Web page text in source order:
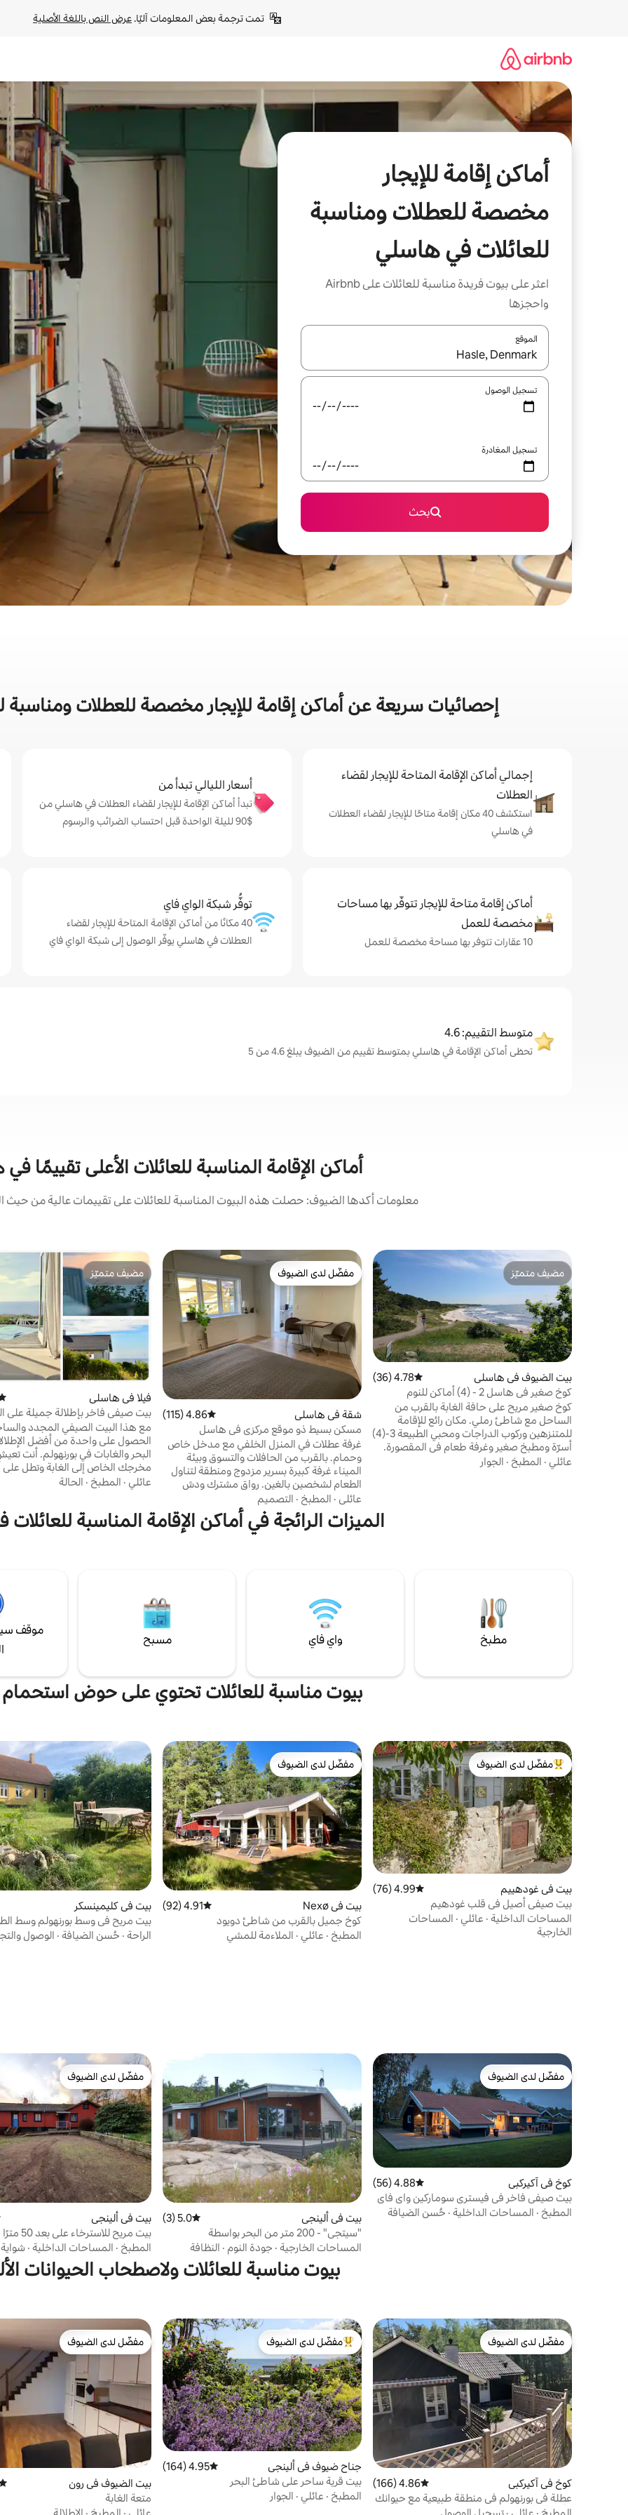
تمت ترجمة بعض المعلومات آليًا. عرض النص باللغة الأصلية
أماكن إقامة للإيجار
مخصصة للعطلات ومناسبة
للعائلات في هاسلي
اعثر على بيوت فريدة مناسبة للعائلات على Airbnb
واحجزها
الموقع
عند توفر النتائج، انتقل باستخدام السهمين لأعلى ولأسفل أو استكشف عن طريق اللمس أو السحب.
تسجيل الوصول
تسجيل المغادرة
بحث
إحصائيات سريعة عن أماكن إقامة للإيجار مخصصة للعطلات ومناسبة
إجمالي أماكن الإقامة المتاحة للإيجار لقضاء
العطلات
استكشف 40 مكان إقامة متاحًا للإيجار لقضاء العطلات
في هاسلي
أسعار الليالي تبدأ من
تبدأ أماكن الإقامة للإيجار لقضاء العطلات في هاسلي من
$‏90 لليلة الواحدة قبل احتساب الضرائب والرسوم
أماكن إقامة متاحة للإيجار تتوفّر بها مساحات
مخصصة للعمل
10 عقارات تتوفر بها مساحة مخصصة للعمل
توفُّر شبكة الواي فاي
40 مكانًا من أماكن الإقامة المتاحة للإيجار لقضاء
العطلات في هاسلي يوفّر الوصول إلى شبكة الواي فاي
متوسط التقييم: 4.6
تحظى أماكن الإقامة في هاسلي بمتوسط تقييم من الضيوف يبلغ 4.6 من 5
أماكن الإقامة المناسبة للعائلات الأعلى تقييمًا
معلومات أكدها الضيوف: حصلت هذه البيوت المناسبة للعائلات على تقييمات عالية من حيث
مضيف متميّز
مضيف متميّز
بيت الضيوف في هاسلي متوسط التقييم 4.78 من 5، 36 مراجعات
4.78 (36)
كوخ صغير في هاسل 2 - (4) أماكن للنوم
كوخ صغير مريح على حافة الغابة بالقرب من
الساحل مع شاطئ رملي. مكان رائع للإقامة
للمتنزهين وركوب الدراجات ومحبي الطبيعة 3-(4)
أسرّة ومطبخ صغير وغرفة طعام في المقصورة.
مناطق مشتركة مع ملعب وقلعة نطاطة وملاعب
عائلي · المطبخ · الجوار
مفضّل لدى الضيوف
مفضّل لدى الضيوف
شقة في هاسلي متوسط التقييم 4.86 من 5، 115 مراجعات
4.86 (115)
مسكن بسيط ذو موقع مركزي في هاسل
غرفة عطلات في المنزل الخلفي مع مدخل خاص
وحمام. بالقرب من الحافلات والتسوق وبيئة
الميناء غرفة كبيرة بسرير مزدوج ومنطقة لتناول
الطعام لشخصين بالغين. رواق مشترك ودش
ومطبخ صغير مجهز بميكروويف وغلاية كهربائية
ومحمصة خبز وثلاجة. خدمة لشخصين بالغين
شواية تعمل بالغاز ومقاعد خاصة لتناول الطعام
في الخارج لشخصين ممنوع التدخين على
للوصول إلى شقته
عائلي · المطبخ · التصميم
مضيف متميّز
مضيف متميّز
فيلا في هاسلي
بيت صيفي فاخر بإطلالة جميلة على
مع هذا البيت الصيفي المجدد
الحصول على واحدة من أفضل
البحر والغابات في بورنهولم. أنت
مخرجك الخاص إلى الغابة وتطل
غروب للشمس فوق البحر. يمكنك أيضًا
هامرشوس من البيت. تسمح لك
الشمس في جميع الأوقات من اليوم.
الأبواب المزدوجة الواسعة، يصبح
عائلي · المطبخ · الحالة
الميزات الرائجة في أماكن الإقامة المناسبة
مطبخ واي فاي مسبح
موقف
بيوت مناسبة للعائلات تحتوي على حوض
من أبرز البيوت المفضّلة لدى الضيوف
مفضّل لدى الضيوف
بيت في غودهييم متوسط التقييم 4.99 من 5، 76 مراجعات
4.99 (76)
بيت صيفي أصيل في قلب غودهيم
المساحات الداخلية · عائلي · المساحات
الخارجية
مفضّل لدى الضيوف
مفضّل لدى الضيوف
بيت في Nexø متوسط التقييم 4.91 من 5، 92 مراجعات
4.91 (92)
كوخ جميل بالقرب من شاطئ دويود
المطبخ · عائلي · الملاءمة للمشي
بيت في كليمينسكر
بيت مريح في وسط بورنهولم وسط
الخصبة
الراحة · حُسن الضيافة · الوصول
مفضّل لدى الضيوف
مفضّل لدى الضيوف
كوخ في آكيركبي متوسط التقييم 4.88 من 5، 56 مراجعات
4.88 (56)
بيت صيفي فاخر في فيستري سوماركين واي فاي
100/100
المطبخ · المساحات الداخلية · حُسن الضيافة بيت في ألينجي متوسط التقييم 5.0 من 5، 3 مراجعات
5.0 (3)
"سيتجي" - 200 متر من البحر بواسطة
Interhome
المساحات الخارجية · جودة النوم · النظافة
مفضّل لدى الضيوف
مفضّل لدى الضيوف
بيت في ألينجي
بيت مريح للاسترخاء على بعد 50 مترًا من البحر
المطبخ · المساحات الداخلية · شواية
بيوت مناسبة للعائلات ولاصطحاب الحيوانات
مفضّل لدى الضيوف
مفضّل لدى الضيوف
كوخ في آكيركبي متوسط التقييم 4.86 من 5، 166 مراجعات
4.86 (166)
عطلة في بورنهولم في منطقة طبيعية مع حيوانك
الأليف.
من أبرز البيوت المفضّلة لدى الضيوف
مفضّل لدى الضيوف
جناح ضيوف في ألينجي متوسط التقييم 4.95 من 5، 164 مراجعات
4.95 (164)
بيت قرية ساحر على شاطئ البحر
المطبخ · عائلي · الجوار
مفضّل لدى الضيوف
مفضّل لدى الضيوف
بيت الضيوف في رون
متعة الغابة